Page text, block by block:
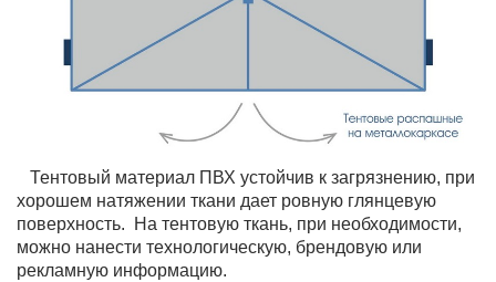
Тентовый материал ПВХ устойчив к загрязнению, при
хорошем натяжении ткани дает ровную глянцевую
поверхность. На тентовую ткань, при необходимости,
можно нанести технологическую, брендовую или
рекламную информацию.